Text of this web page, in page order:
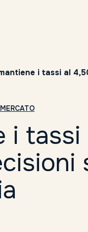
i tassi al
i